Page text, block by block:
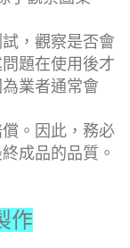
，觀察是否會
題在使用後才
業者通常會
。因此，務必
成品的品質。
作